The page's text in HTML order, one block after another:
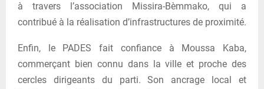
à travers l’association Missira-Bèmmako, qui a
contribué à la réalisation d’infrastructures de proximité.
Enfin, le PADES fait confiance à Moussa Kaba,
commerçant bien connu dans la ville et proche des
cercles dirigeants du parti. Son ancrage local et